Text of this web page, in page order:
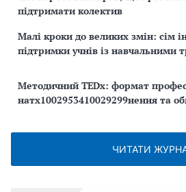
підтримати колектив
Малі кроки до великих змін: сім
підтримки учнів із навчальними
Методичний TEDx: формат
натх1002953410029299нення та
ЧИТАТИ